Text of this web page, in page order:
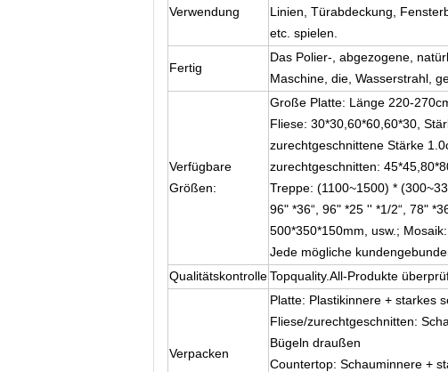
Verwendung
Linien, Türabdeckung,
etc. spielen.
Fertig
Das Polier-, abgezogene,
Maschine, die, Wasserstrahl,
Verfügbare
Größen:
Große Platte: Länge 220-
Fliese: 30*30,60*60,60*30,
zurechtgeschnittene Stärke
zurechtgeschnitten:
Treppe: (1100~1500) *
96" *36“, 96" *25 '' *1/2“, 78"
500*350*150mm, usw.;
Jede mögliche
QualitätskontrolleTopquality.All-Produkte
Verpacken
Platte: Plastikinnere + starkes
Fliese/zurechtgeschnitten:
Bügeln draußen
Countertop: Schauminnere +